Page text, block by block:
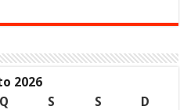
2026
Q S S
D